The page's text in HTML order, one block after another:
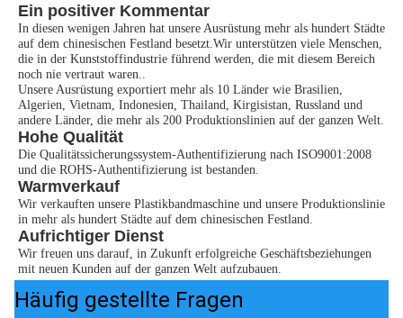
Ein positiver Kommentar
In diesen wenigen Jahren hat unsere Ausrüstung mehr als hundert Städte
auf dem chinesischen Festland besetzt.Wir unterstützen viele Menschen,
die in der Kunststoffindustrie führend werden, die mit diesem Bereich
noch nie vertraut waren..
Unsere Ausrüstung exportiert mehr als 10 Länder wie Brasilien,
Algerien, Vietnam, Indonesien, Thailand, Kirgisistan, Russland und
andere Länder, die mehr als 200 Produktionslinien auf der ganzen Welt.
Hohe Qualität
Die Qualitätssicherungssystem-Authentifizierung nach ISO9001:2008
und die ROHS-Authentifizierung ist bestanden.
Warmverkauf
Wir verkauften unsere Plastikbandmaschine und unsere Produktionslinie
in mehr als hundert Städte auf dem chinesischen Festland.
Aufrichtiger Dienst
Wir freuen uns darauf, in Zukunft erfolgreiche Geschäftsbeziehungen
mit neuen Kunden auf der ganzen Welt aufzubauen.
Häufig gestellte Fragen